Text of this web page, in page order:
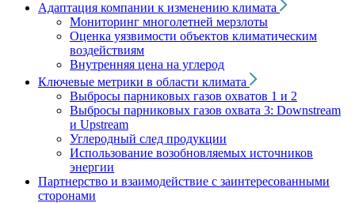
Адаптация компании к изменению климата
Мониторинг многолетней мерзлоты
Оценка уязвимости объектов климатическим
воздействиям
Внутренняя цена на углерод
Ключевые метрики в области климата
Выбросы парниковых газов охватов 1 и 2
Выбросы парниковых газов охвата 3: Downstream
и Upstream
Углеродный след продукции
Использование возобновляемых источников
энергии
Партнерство и взаимодействие с заинтересованными
сторонами